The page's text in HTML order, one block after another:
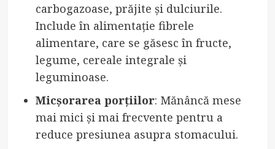
carbogazoase, prăjite și dulciurile.
Include în alimentație fibrele
alimentare, care se găsesc în fructe,
legume, cereale integrale și
leguminoase.
Micșorarea porțiilor: Mănâncă mese
mai mici și mai frecvente pentru a
reduce presiunea asupra stomacului.